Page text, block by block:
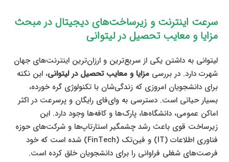
سرعت اینترنت و زیرساخت‌های دیجیتال در مبحث
مزایا و معایب تحصیل در لیتوانی
لیتوانی به داشتن یکی از سریع‌ترین و ارزان‌ترین اینترنت‌های جهان
شهرت دارد. در بررسیمزایا و معایب تحصیل در لیتوانی، این نکته
برای دانشجویان امروزی که زندگی‌شان با تکنولوژی گره خورده،
بسیار حیاتی است. دسترسی به وای‌فای رایگان و پرسرعت در اکثر
اماکن عمومی، دانشگاه‌ها، پارک‌ها و کافه‌ها وجود دارد. این
زیرساخت قوی باعث رشد چشمگیر استارتاپ‌ها و شرکت‌های حوزه
فناوری اطلاعات (IT) و فین‌تک (FinTech) شده است که خود
فرصت‌های شغلی فراوانی را برای دانشجویان خلق کرده است.